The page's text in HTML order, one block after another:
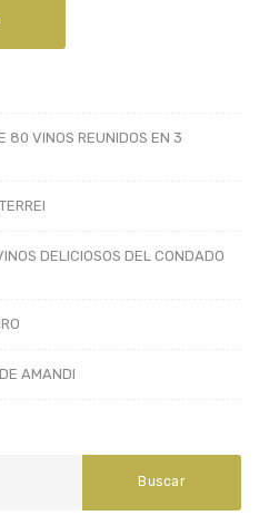
80 VINOS REUNIDOS EN 3
DELICIOSOS DEL CONDADO
AMANDI